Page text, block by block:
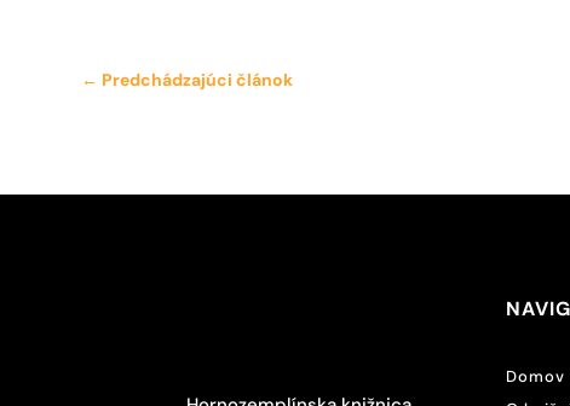
← Predchádzajúci článok
Domov